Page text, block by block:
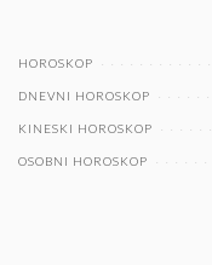
HOROSKOP
DNEVNI HOROSKOP
KINESKI HOROSKOP
OSOBNI HOROSKOP